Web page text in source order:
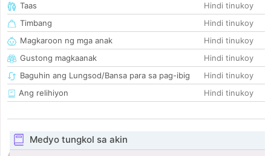
Taas
Hindi tinukoy
Timbang
Hindi tinukoy
Magkaroon ng mga anak
Hindi tinukoy
Gustong magkaanak
Hindi tinukoy
Baguhin ang Lungsod/Bansa para sa pag-ibig
Hindi tinukoy
Ang relihiyon
Hindi tinukoy
Medyo tungkol sa akin